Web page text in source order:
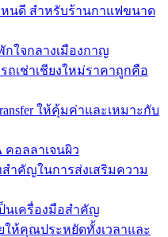
หนดี สำหรับร้านกาแฟขนาด
ใจกลางเมืองกาญ
ถเช่าเชียงใหม่ราคาถูกคือ
ให้คุ้มค่าและเหมาะกับ
คอลลาเจนผิว
ำคัญในการส่งเสริมความ
ป็นเครื่องมือสำคัญ
ให้คุณประหยัดทั้งเวลาและ